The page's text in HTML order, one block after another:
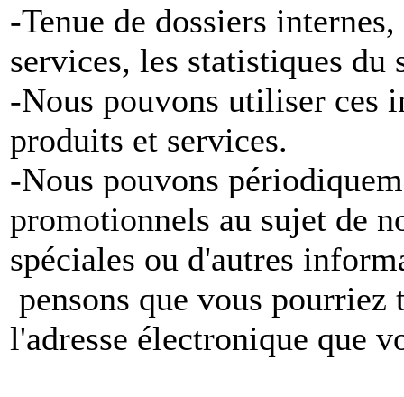
-Tenue de dossiers
services, les statistiques du
-Nous pouvons utiliser ces
produits et services.
-Nous pouvons
promotionnels au sujet de
spéciales ou d'autres
pensons que vous
l'adresse électronique que